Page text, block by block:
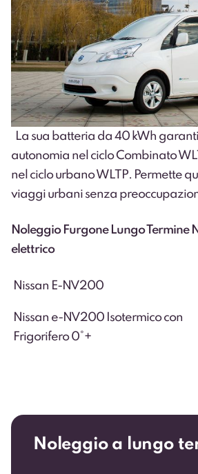
La sua batteria da 40 kWh
autonomia nel ciclo Combinato
nel ciclo urbano WLTP. Permette
viaggi urbani senza
Noleggio Furgone Lungo Termine
elettrico
Nissan E-NV200
Nissan e-NV200 Isotermico con
Frigorifero 0°+
Noleggio a lungo